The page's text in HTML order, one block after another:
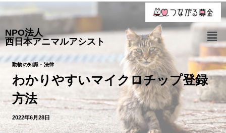
NPO法人
西日本アニマルアシスト
動物の知識・法律
わかりやすいマイクロチップ登録
方法
2022年6月28日